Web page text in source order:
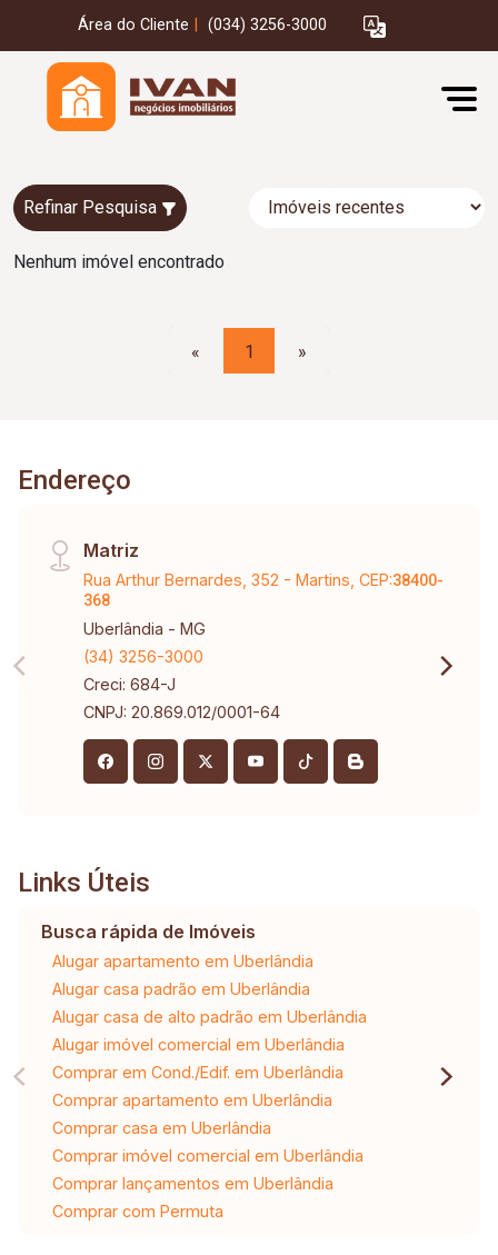
Área do Cliente (034) 3256-3000
Refinar Pesquisa
Nenhum imóvel encontrado
« 1 »
Endereço
Matriz
Rua Arthur Bernardes, 352 - Martins, CEP:38400-
368
Uberlândia - MG
(34) 3256-3000
Creci: 684-J
CNPJ: 20.869.012/0001-64
Links Úteis
Busca rápida de Imóveis
Alugar apartamento em Uberlândia
Alugar casa padrão em Uberlândia
Alugar casa de alto padrão em Uberlândia
Alugar imóvel comercial em Uberlândia
Comprar em Cond./Edif. em Uberlândia
Comprar apartamento em Uberlândia
Comprar casa em Uberlândia
Comprar imóvel comercial em Uberlândia
Comprar lançamentos em Uberlândia
Comprar com Permuta